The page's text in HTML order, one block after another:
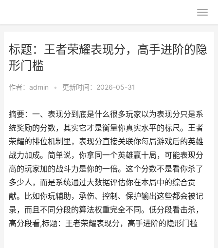
标题：王者荣耀表现分，高手进阶的隐
形门槛
作者： admin • 更新时间：2026-05-31
摘要：一、表现分到底是什么很多玩家以为表现分只是系
统奖励的分数，其实它才是衡量你真实水平的标尺。王者
荣耀的排位机制里，表现分直接关联你每局游戏后的英雄
战力加成。简单说，你拿同一个英雄赢十局，可能表现分
高的玩家加的战斗力是你的一倍。这个分数不是看你杀了
多少人，而是系统通过大数据评估你在本局中的综合贡
献。比如你玩辅助，承伤、控制、保护输出这些都会被记
录，而且不同分段的算法权重完全不同。低分段看击杀，
高分段看,标题：王者荣耀表现分，高手进阶的隐形门槛